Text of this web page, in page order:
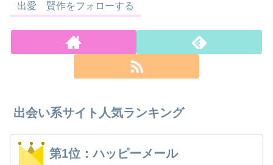
出愛 賢作をフォローする
出会い系サイト人気ランキング
第1位：ハッピーメール